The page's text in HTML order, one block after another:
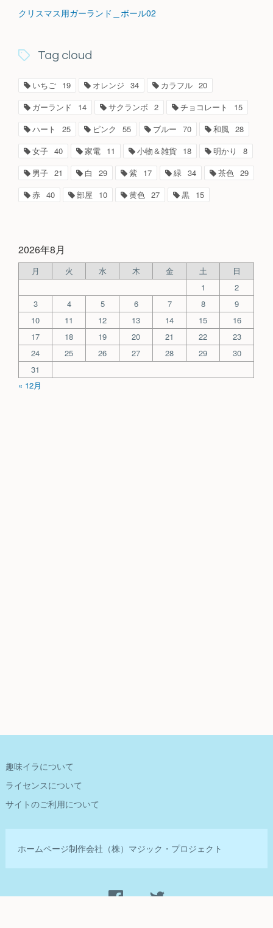
クリスマス用ガーランド＿ボール02
Tag cloud
いちご 19 オレンジ 34 カラフル 20
ガーランド
14 サクランボ 2 チョコレート
15
ハート
25 ピンク 55 ブルー 70 和風 28
女子 40 家電 11 小物＆雑貨 18 明かり
8
男子 21 白 29 紫 17 緑 34 茶色 29
赤 40 部屋 10 黄色 27 黒 15
2026年8月
月 火 水 木 金 土
日
1
2
3
4 5 6 7 8
9
10
11 12 13 14 15
16
17
18 19 20 21 22
23
24
25 26 27 28 29
30
31
« 12月
趣味イラについて
ライセンスについて
サイトのご利用について
ホームページ制作会社 （株）マジック・プロジェクト